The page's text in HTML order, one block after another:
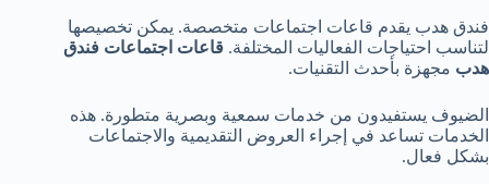
فندق هدب يقدم قاعات اجتماعات متخصصة. يمكن تخصيصها
لتناسب احتياجات الفعاليات المختلفة. قاعات اجتماعات فندق
هدب مجهزة بأحدث التقنيات.
الضيوف يستفيدون من خدمات سمعية وبصرية متطورة. هذه
الخدمات تساعد في إجراء العروض التقديمية والاجتماعات
بشكل فعال.